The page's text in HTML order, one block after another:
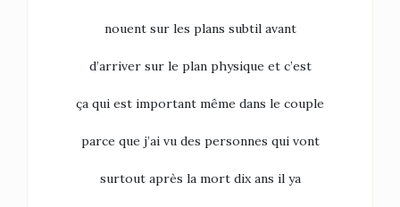
nouent sur les plans subtil avant
d’arriver sur le plan physique et c’est
ça qui est important même dans le couple
parce que j’ai vu des personnes qui vont
surtout après la mort dix ans il ya